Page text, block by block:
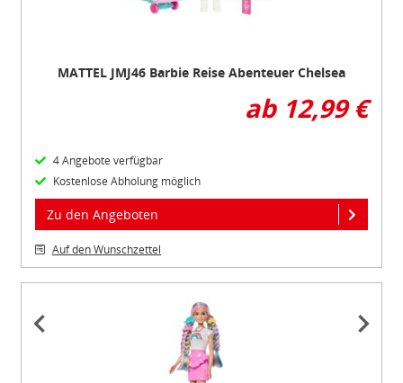
Datenschutzbestimmungenund Impressum
MATTEL JMJ46 Barbie Reise Abenteuer Chelsea
ab 12,99 €
4 Angebote verfügbar
Kostenlose Abholung möglich
Zu den Angeboten
Auf den Wunschzettel